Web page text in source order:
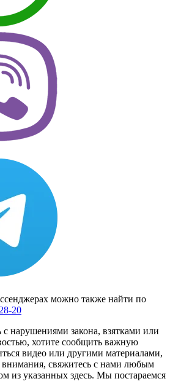
можно также найти по
20
нарушениями закона, взятками или
хотите сообщить важную
видео или другими материалами,
свяжитесь с нами любым
из указанных здесь. Мы постараемся